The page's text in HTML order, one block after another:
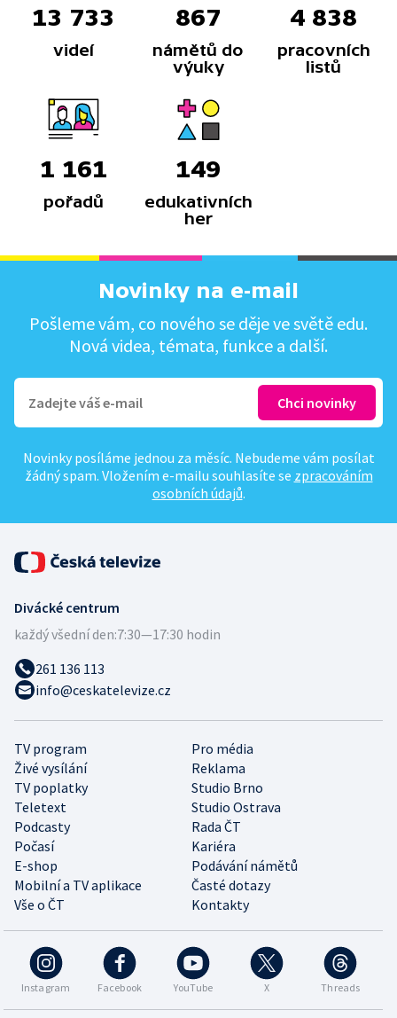
13 733
videí
867
námětů do
výuky
4 838
pracovních
listů
1 161
pořadů
149
edukativních
her
Novinky na e-mail
Pošleme vám, co nového se děje ve světě edu.
Nová videa, témata, funkce a další.
Novinky posíláme jednou za měsíc. Nebudeme vám posílat
žádný spam. Vložením e-mailu souhlasíte se zpracováním
osobních údajů.